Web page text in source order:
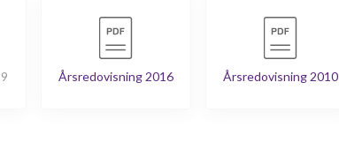
Årsredovisning 2016 Årsredovisning 2010